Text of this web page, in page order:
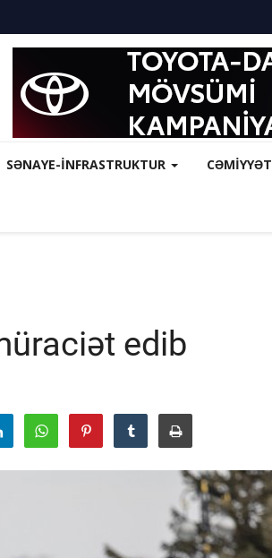
SƏNAYE-İNFRASTRUKTUR CƏMİYYƏT
edib